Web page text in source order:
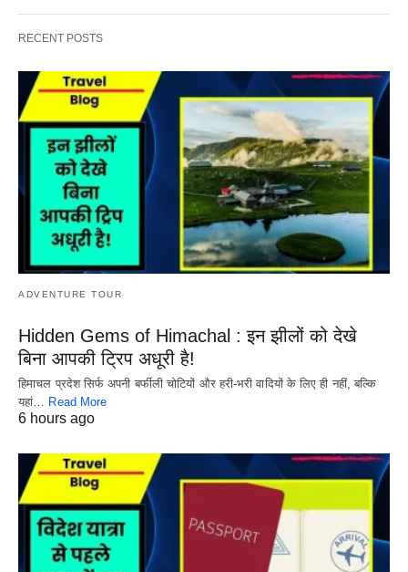
RECENT POSTS
ADVENTURE TOUR
Hidden Gems of Himachal : इन झीलों को देखे
बिना आपकी ट्रिप अधूरी है!
हिमाचल प्रदेश सिर्फ अपनी बर्फीली चोटियों और हरी-भरी वादियों के लिए ही नहीं, बल्कि
यहां… Read More
6 hours ago